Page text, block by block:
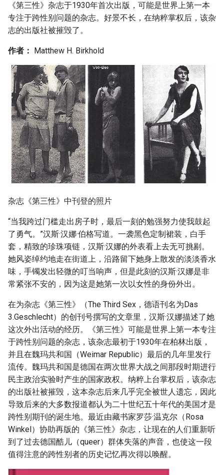
《第三性》杂志于1930年首次出版，可能是世界上第一本
专注于跨性别问题的杂志。好景不长，在纳粹掌权后，该杂
志的出版社被摧毁了。
作者： Matthew H. Birkhold
杂志《第三性》中刊登的照片
“当我跨过门槛走出房子时，最后一刻的勉强努力使我鼓起
了勇气。”汉斯·汉娜·伯格写道。一袭黑色定制裙装，白手
套，精致的珍珠项链，汉斯·汉娜的外表看上去无可挑剔。
她风姿绰约地走在街道上，沿路留下她身上散发的淡淡香水
味，手镯发出轻微的叮当响声，但是此刻的汉斯·汉娜是非
常紧张不安的，因为这是她第一次以女性的身份外出。
在为杂志《第三性》（The Third Sex，德语刊名为Das
3.Geschlecht）的创刊号撰写的文章里，汉斯·汉娜描述了她
这次外出活动的经历。《第三性》可能是世界上第一本专注
于跨性别问题的杂志，该杂志最初于1930年在柏林出版，
并且在魏玛共和国（Weimar Republic）最后的几年里发行
流传。魏玛共和国是德国在两次世界大战之间那段时期进行
民主政治实验时产生的国家政权。纳粹上台掌权后，该杂志
的出版社被摧毁，这本杂志后来几乎完全被世人遗忘，因此
导致后来的大多数报道都认为二十世纪五十年代的美国才是
跨性别期刊的诞生地。最近由藏书家罗莎·温克尔（Rosa
Winkel）协助再版的《第三性》杂志，让现在的人们重新听
到了过去德国酷儿（queer）群体失落的声音，也使这一段
值得注意的跨性别者的历史记忆再次得以唤醒。